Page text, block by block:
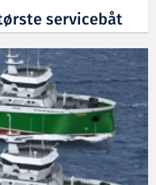
servicebåt